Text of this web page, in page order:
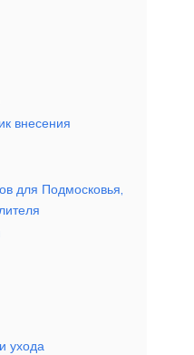
внесения
для Подмосковья,
ухода